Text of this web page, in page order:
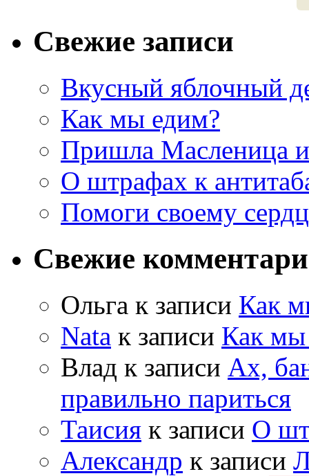
Свежие записи
Вкусный яблочный
Как мы едим?
Пришла Масленица
О штрафах к
Помоги своему
Свежие
Ольга к записи Как
Nata к записи Как мы
Влад к записи Ах,
правильно париться
Таисия к записи О
Александр к записи